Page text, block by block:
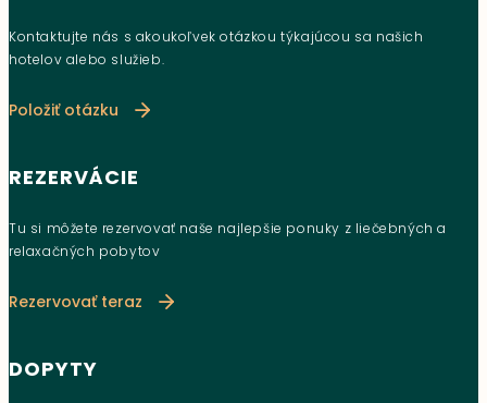
Kontaktujte nás s akoukoľvek otázkou týkajúcou sa našich
hotelov alebo služieb.
Položiť otázku
REZERVÁCIE
Tu si môžete rezervovať naše najlepšie ponuky z liečebných a
relaxačných pobytov
Rezervovať teraz
DOPYTY